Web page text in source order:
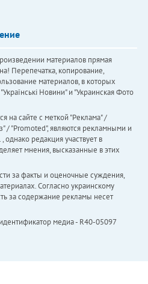
материалов прямая
Перепечатка, копирование,
материалов, в которых
Новини" и "Украинская Фото
на сайте с меткой "Реклама" /
/ "Promoted", являются рекламными и
редакция участвует в
мнения, высказанные в этих
за факты и оценочные суждения,
Согласно украинскому
за содержание рекламы несет
медиа - R40-05097